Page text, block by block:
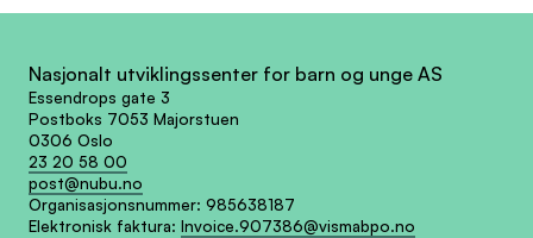
Nasjonalt utviklingssenter for barn og unge AS
Essendrops gate 3
Postboks 7053 Majorstuen
0306 Oslo
23 20 58 00
post@nubu.no
Organisasjonsnummer: 985638187
Elektronisk faktura: Invoice.907386@vismabpo.no